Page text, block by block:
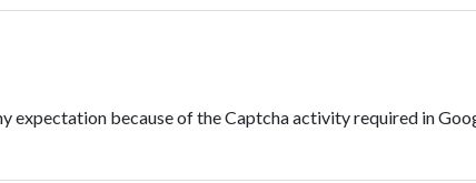
because of the Captcha activity required in